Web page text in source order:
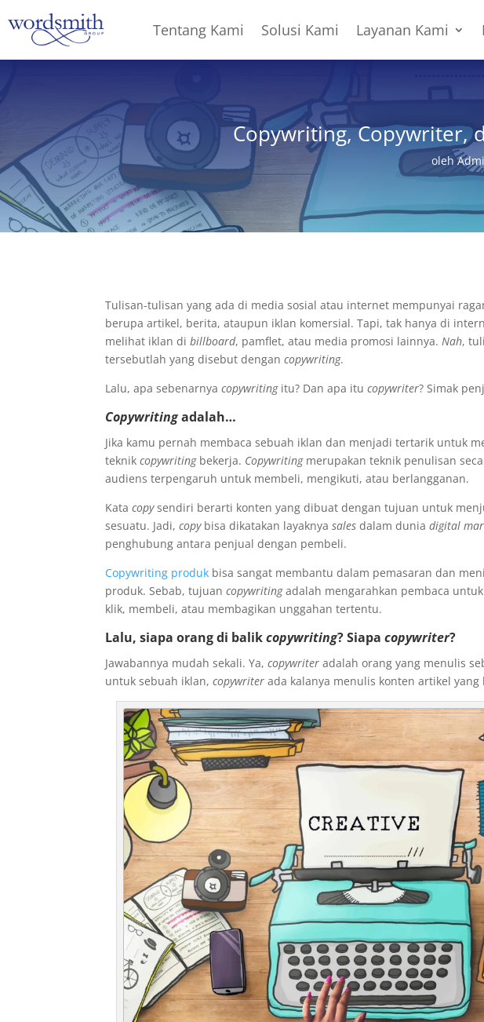
Tentang Kami Solusi Kami Layanan Kami
Copywriting, Copywriter,
oleh
Tulisan-tulisan yang ada di media sosial atau internet mempunyai
berupa artikel, berita, ataupun iklan komersial. Tapi, tak hanya di
melihat iklan dibillboard, pamflet, atau media promosi lainnya.Nah,
tersebutlah yang disebut dengancopywriting.
Lalu, apa sebenarnyacopywritingitu? Dan apa itucopywriter? Simak
Copywritingadalah…
Jika kamu pernah membaca sebuah iklan dan menjadi tertarik untuk
teknikcopywritingbekerja. Copywritingmerupakan teknik penulisan
audiens terpengaruh untuk membeli, mengikuti, atau berlangganan.
Katacopysendiri berarti konten yang dibuat dengan tujuan untuk
sesuatu. Jadi,copybisa dikatakan layaknyasales dalam duniadigital
penghubung antara penjual dengan pembeli.
Copywriting produk bisa sangat membantu dalam pemasaran dan
produk. Sebab, tujuancopywritingadalah mengarahkan pembaca
klik, membeli, atau membagikan unggahan tertentu.
Lalu, siapa orang di balikcopywriting? Siapacopywriter?
Jawabannya mudah sekali. Ya,copywriter adalah orang yang menulis
untuk sebuah iklan,copywriter ada kalanya menulis konten artikel